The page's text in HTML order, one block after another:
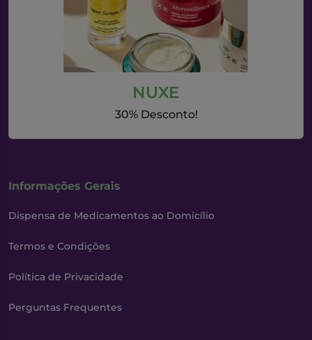
NUXE
30% Desconto!
Informações Gerais
Dispensa de Medicamentos ao Domicílio
Termos e Condições
Política de Privacidade
Perguntas Frequentes